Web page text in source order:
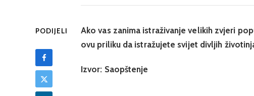
PODIJELI
Ako vas zanima istraživanje velikih zvjeri
ovu priliku da istražujete svijet divljih
Izvor: Saopštenje